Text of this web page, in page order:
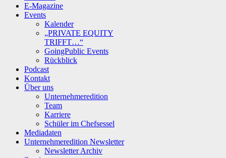
E-Magazine
Events
Kalender
„PRIVATE EQUITY
TRIFFT…“
GoingPublic Events
Rückblick
Podcast
Kontakt
Über uns
Unternehmeredition
Team
Karriere
Schüler im Chefsessel
Mediadaten
Unternehmeredition Newsletter
Newsletter Archiv